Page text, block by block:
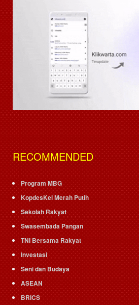
RECOMMENDED
Program MBG
KopdesKel Merah Putih
Sekolah Rakyat
Swasembada Pangan
TNI Bersama Rakyat
Investasi
Seni dan Budaya
ASEAN
BRICS